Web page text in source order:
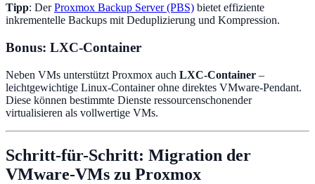
Tipp: DerProxmox Backup Server (PBS) bietet effiziente
inkrementelle Backups mit Deduplizierung und Kompression.
Bonus: LXC-Container
Neben VMs unterstützt Proxmox auch LXC-Container –
leichtgewichtige Linux-Container ohne direktes VMware-Pendant.
Diese können bestimmte Dienste ressourcenschonender
virtualisieren als vollwertige VMs.
Schritt-für-Schritt: Migration der
VMware-VMs zu Proxmox